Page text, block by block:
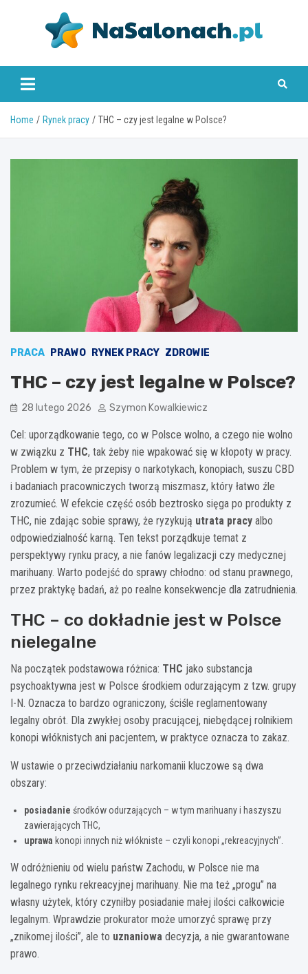
nasalonach.pl
Home Rynek pracy THC – czy jest legalne w Polsce?
PRACA PRAWO RYNEK PRACY ZDROWIE
THC – czy jest legalne w Polsce?
28 lutego 2026 Szymon Kowalkiewicz
Cel: uporządkowanie tego, co w Polsce wolno, a czego nie wolno
w związku z THC, tak żeby nie wpakować się w kłopoty w pracy.
Problem w tym, że przepisy o narkotykach, konopiach, suszu CBD
i badaniach pracowniczych tworzą miszmasz, który łatwo źle
zrozumieć. W efekcie część osób beztrosko sięga po produkty z
THC, nie zdając sobie sprawy, że ryzykują utrata pracy albo
odpowiedzialność karną. Ten tekst porządkuje temat z
perspektywy rynku pracy, a nie fanów legalizacji czy medycznej
marihuany. Warto podejść do sprawy chłodno: od stanu prawnego,
przez praktykę badań, aż po realne konsekwencje dla zatrudnienia.
THC – co dokładnie jest w Polsce
nielegalne
Na początek podstawowa różnica: THC jako substancja
psychoaktywna jest w Polsce środkiem odurzającym z tzw. grupy
I-N. Oznacza to bardzo ograniczony, ściśle reglamentowany
legalny obrót. Dla zwykłej osoby pracującej, niebędącej rolnikiem
konopi włóknistych ani pacjentem, w praktyce oznacza to zakaz.
W ustawie o przeciwdziałaniu narkomanii kluczowe są dwa
obszary:
posiadanie środków odurzających – w tym marihuany i haszyszu
zawierających THC,
uprawa konopi innych niż włókniste – czyli konopi „rekreacyjnych”.
W odróżnieniu od wielu państw Zachodu, w Polsce nie ma
legalnego rynku rekreacyjnej marihuany. Nie ma też „progu” na
własny użytek, który czyniłby posiadanie małej ilości całkowicie
legalnym. Wprawdzie prokurator może umorzyć sprawę przy
„znikomej ilości”, ale to uznaniowa decyzja, a nie gwarantowane
prawo.